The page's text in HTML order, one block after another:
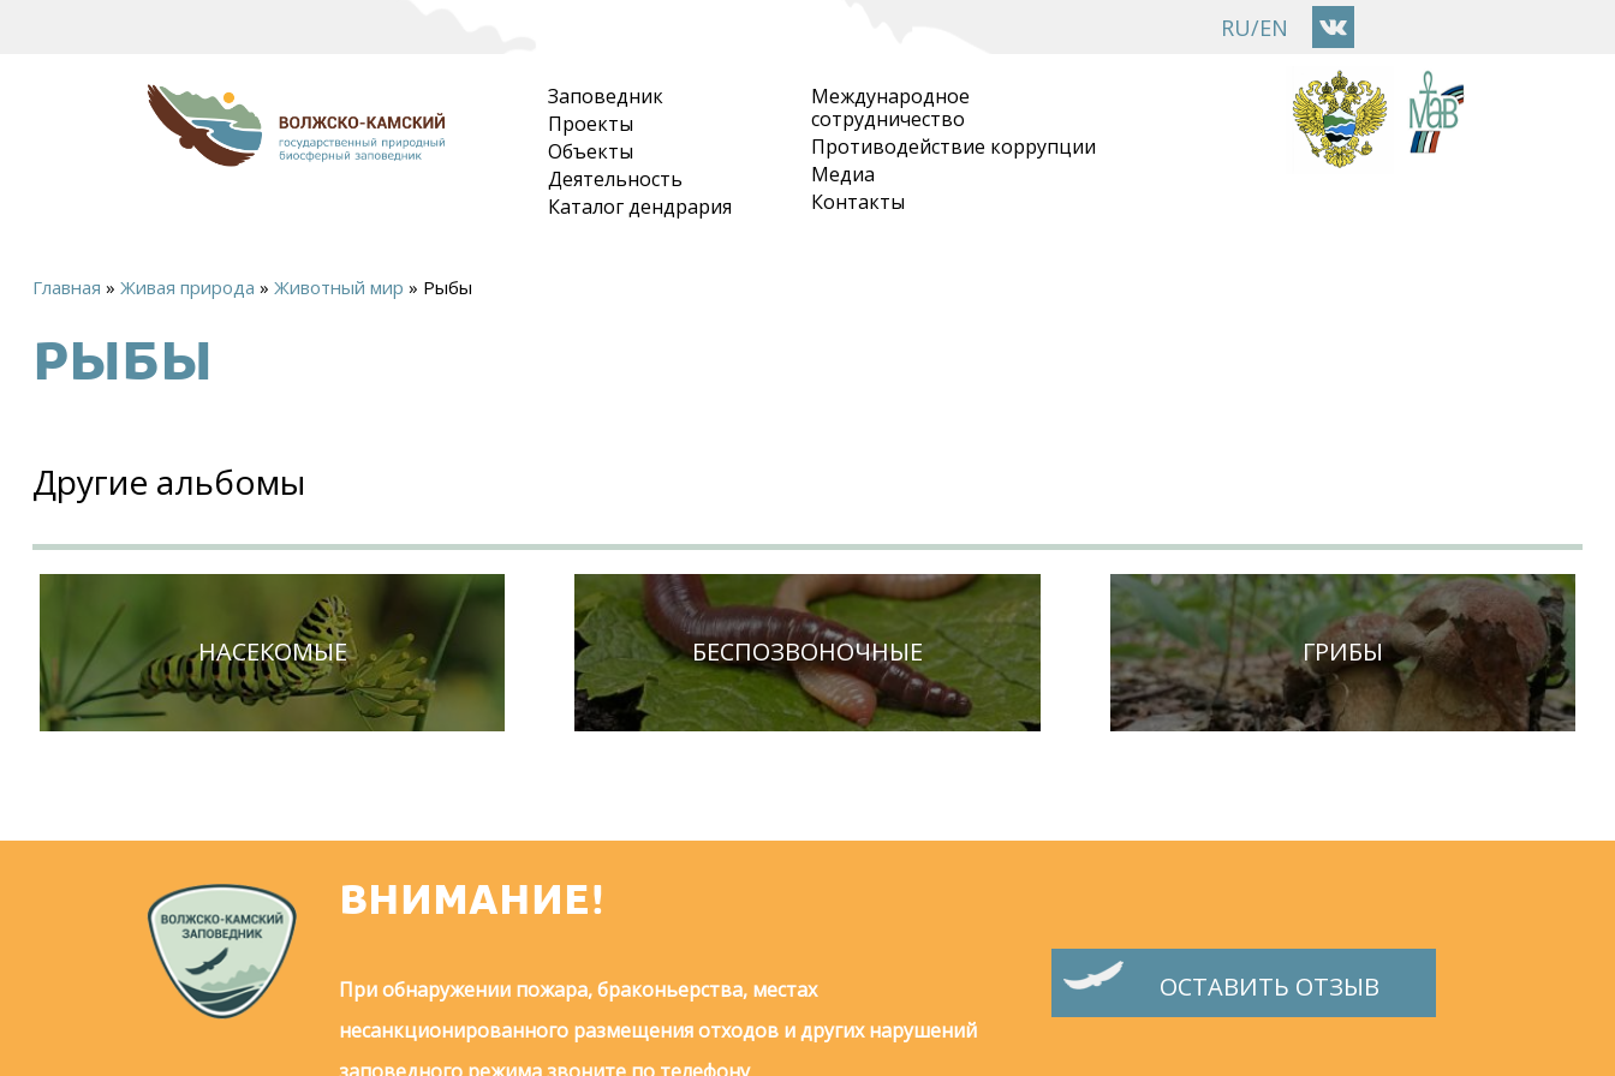
RU/EN
Заповедник
Проекты
Объекты
Деятельность
Каталог дендрария
Международное
сотрудничество
Противодействие коррупции
Медиа
Контакты
здесь
Главная » Живая природа » Животный мир » Рыбы
РЫБЫ
Другие альбомы
НАСЕКОМЫЕ БЕСПОЗВОНОЧНЫЕ ГРИБЫ
ВНИМАНИЕ!
При обнаружении пожара, браконьерства, местах
несанкционированного размещения отходов и других нарушений
ОСТАВИТЬ ОТЗЫВ